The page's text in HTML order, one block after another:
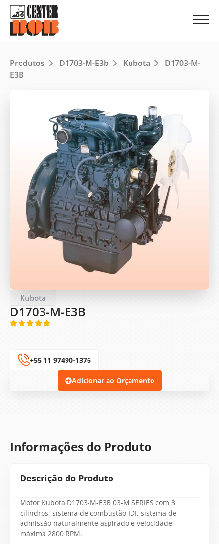
Produtos D1703-M-E3b Kubota
D1703-M-
E3B
Kubota
D1703-M-E3B
+55 11 97490-1376
Adicionar ao Orçamento
Informações do Produto
Descrição do Produto
Motor Kubota D1703-M-E3B 03-M SERIES com 3
cilindros, sistema de combustão IDI, sistema de
admissão naturalmente aspirado e velocidade
máxima 2800 RPM.